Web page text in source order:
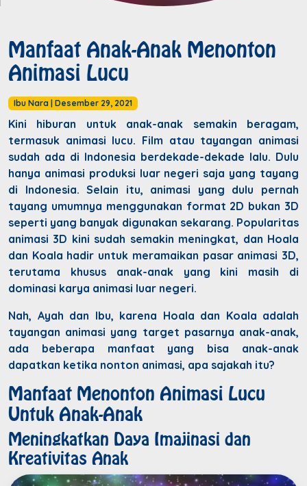
Manfaat Anak-Anak Menonton
Animasi Lucu
Ibu Nara | Desember 29, 2021
Kini hiburan untuk anak-anak semakin beragam,
termasuk animasi lucu. Film atau tayangan animasi
sudah ada di Indonesia berdekade-dekade lalu. Dulu
hanya animasi produksi luar negeri saja yang tayang
di Indonesia. Selain itu, animasi yang dulu pernah
tayang umumnya menggunakan format 2D bukan 3D
seperti yang banyak digunakan sekarang. Popularitas
animasi 3D kini sudah semakin meningkat, dan Hoala
dan Koala hadir untuk meramaikan pasar animasi 3D,
terutama khusus anak-anak yang kini masih di
dominasi karya animasi luar negeri.
Nah, Ayah dan Ibu, karena Hoala dan Koala adalah
tayangan animasi yang target pasarnya anak-anak,
ada beberapa manfaat yang bisa anak-anak
dapatkan ketika nonton animasi, apa sajakah itu?
Manfaat Menonton Animasi Lucu
Untuk Anak-Anak
Meningkatkan Daya Imajinasi dan
Kreativitas Anak